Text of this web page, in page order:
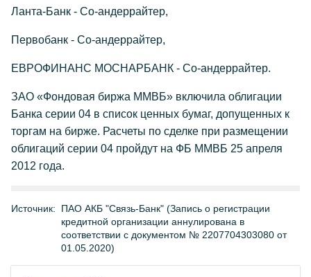
Ланта-Банк - Со-андеррайтер,
Первобанк - Со-андеррайтер,
ЕВРОФИНАНС МОСНАРБАНК - Со-андеррайтер.
ЗАО «Фондовая биржа ММВБ» включила облигации
Банка серии 04 в список ценных бумаг, допущенных к
торгам на бирже. Расчеты по сделке при размещении
облигаций серии 04 пройдут на ФБ ММВБ 25 апреля
2012 года.
Источник:
ПАО АКБ "Связь-Банк" (Запись о регистрации
кредитной организации аннулирована в
соответствии с документом № 2207704303080 от
01.05.2020)